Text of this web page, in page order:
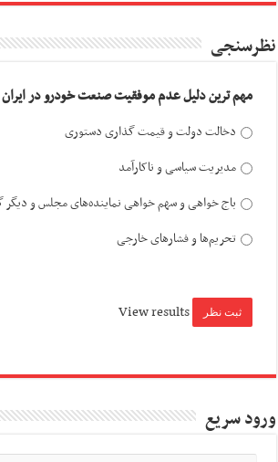
نظرسنجی
مهم ترین دلیل عدم موفقیت صنعت خودرو در
دخالت دولت و قیمت گذاری دستوری
مدیریت سیاسی و ناکارآمد
باج خواهی و سهم خواهی نماینده‌های مجلس و دیگر
تحریم‌ها و فشارهای خارجی
View results
ورود سریع